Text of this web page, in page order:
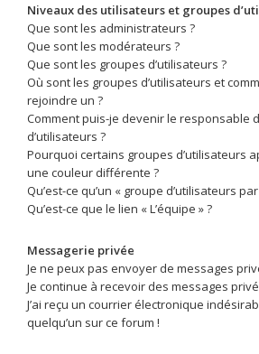
Niveaux des utilisateurs et groupes
Que sont les administrateurs ?
Que sont les modérateurs ?
Que sont les groupes d’utilisateurs ?
Où sont les groupes d’utilisateurs et
rejoindre un ?
Comment puis-je devenir le responsable
d’utilisateurs ?
Pourquoi certains groupes d’utilisateurs
une couleur différente ?
Qu’est-ce qu’un « groupe d’utilisateurs
Qu’est-ce que le lien « L’équipe » ?
Messagerie privée
Je ne peux pas envoyer de messages
Je continue à recevoir des messages
J’ai reçu un courrier électronique
quelqu’un sur ce forum !